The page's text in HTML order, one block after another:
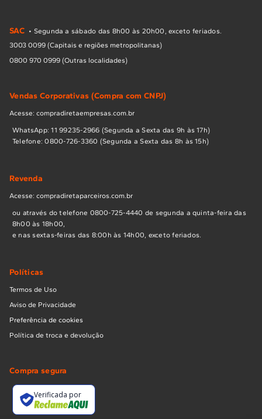
SAC • Segunda a sábado das 8h00 às 20h00, exceto feriados.
3003 0099 (Capitais e regiões metropolitanas)
0800 970 0999 (Outras localidades)
Vendas Corporativas (Compra com CNPJ)
Acesse: compradiretaempresas.com.br
WhatsApp: 11 99235-2966 (Segunda a Sexta das 9h às 17h)
Telefone: 0800-726-3360 (Segunda a Sexta das 8h às 15h)
Revenda
Acesse: compradiretaparceiros.com.br
ou através do telefone 0800-725-4440 de segunda a quinta-feira das
8h00 às 18h00,
e nas sextas-feiras das 8:00h às 14h00, exceto feriados.
Políticas
Termos de Uso
Aviso de Privacidade
Preferência de cookies
Política de troca e devolução
Compra segura
Verificada por